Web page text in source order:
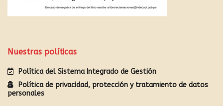
Nuestras políticas
Política del Sistema Integrado de Gestión
Política de privacidad, protección y tratamiento de datos
personales